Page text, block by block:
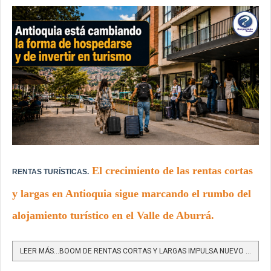
RENTAS TURÍSTICAS. El crecimiento de las rentas cortas
y largas en Antioquia sigue marcando el rumbo del
alojamiento turístico en el Valle de Aburrá.
LEER MÁS…BOOM DE RENTAS CORTAS Y LARGAS IMPULSA NUEVO PROYECTO TURÍSTICO EN ENVIGADO